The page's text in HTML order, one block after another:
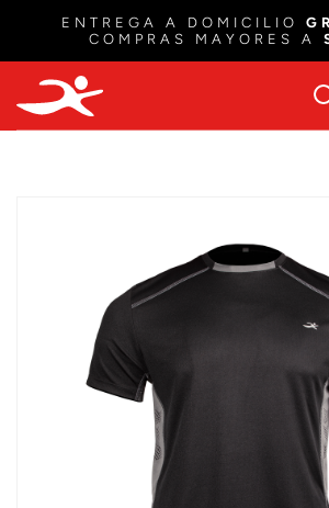
ENTREGA A DOMICILIO
COMPRAS MAYORES A